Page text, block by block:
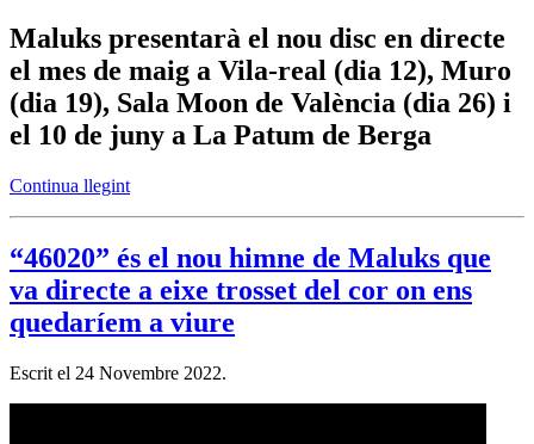
Maluks presentarà el nou disc en directe
el mes de maig a Vila-real (dia 12), Muro
(dia 19), Sala Moon de València (dia 26) i
el 10 de juny a La Patum de Berga
Continua llegint
“46020” és el nou himne de Maluks que
va directe a eixe trosset del cor on ens
quedaríem a viure
Escrit el 24 Novembre 2022.